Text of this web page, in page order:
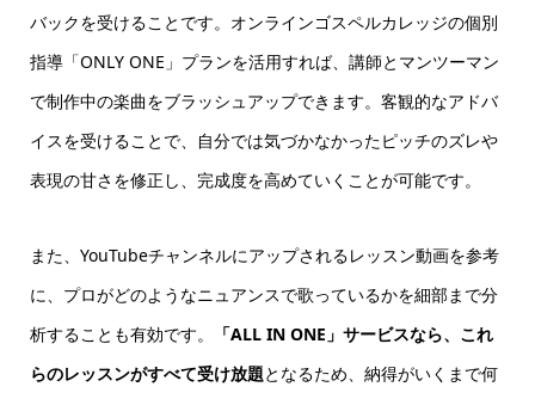
バックを受けることです。オンラインゴスペルカレッジの個別
指導「ONLY ONE」プランを活用すれば、講師とマンツーマン
で制作中の楽曲をブラッシュアップできます。客観的なアドバ
イスを受けることで、自分では気づかなかったピッチのズレや
表現の甘さを修正し、完成度を高めていくことが可能です。
また、YouTubeチャンネルにアップされるレッスン動画を参考
に、プロがどのようなニュアンスで歌っているかを細部まで分
析することも有効です。
「ALL IN ONE」サービスなら、これ
らのレッスンがすべて受け放題となるため、納得がいくまで何